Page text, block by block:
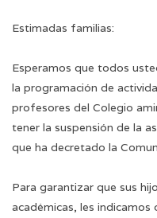
Estimadas familias:
Esperamos que todos
la programación de
profesores del Colegio
tener la suspensión de la
que ha decretado la
Para garantizar que sus
académicas, les